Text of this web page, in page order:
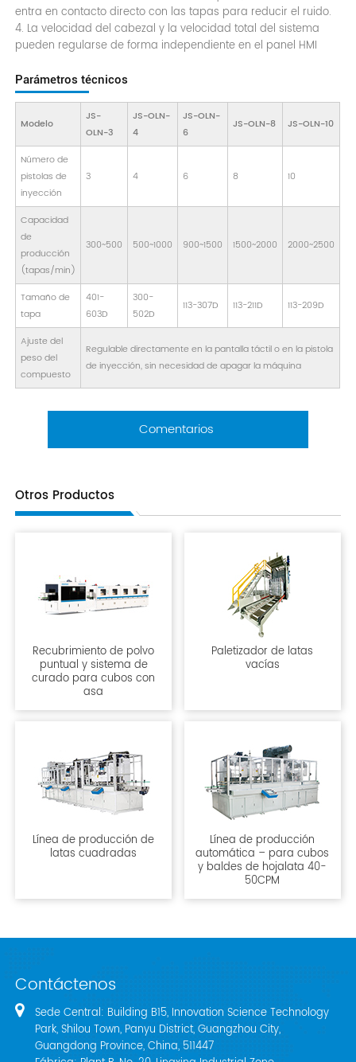
entra en contacto directo con las tapas para reducir el ruido.
4. La velocidad del cabezal y la velocidad total del sistema
pueden regularse de forma independiente en el panel HMI
Parámetros técnicos
Modelo
JS-
OLN-3
JS-OLN-
4
JS-OLN-
6
JS-OLN-8 JS-OLN-10
Número de
pistolas de
inyección
3 4 6 8 10
Capacidad
de
producción
(tapas/min)
300~500 500~1000 900~1500 1500~2000 2000~2500
Tamaño de
tapa
401-
603D
300-
502D
113-307D 113-211D 113-209D
Ajuste del
peso del
compuesto
Regulable directamente en la pantalla táctil o en la pistola
de inyección, sin necesidad de apagar la máquina
Comentarios
Otros Productos
Recubrimiento de polvo
puntual y sistema de
curado para cubos con
asa
Paletizador de latas
vacías
Línea de producción de
latas cuadradas
Línea de producción
automática – para cubos
y baldes de hojalata 40-
50CPM
Contáctenos
Sede Central: Building B15, Innovation Science Technology
Park, Shilou Town, Panyu District, Guangzhou City,
Guangdong Province, China, 511447